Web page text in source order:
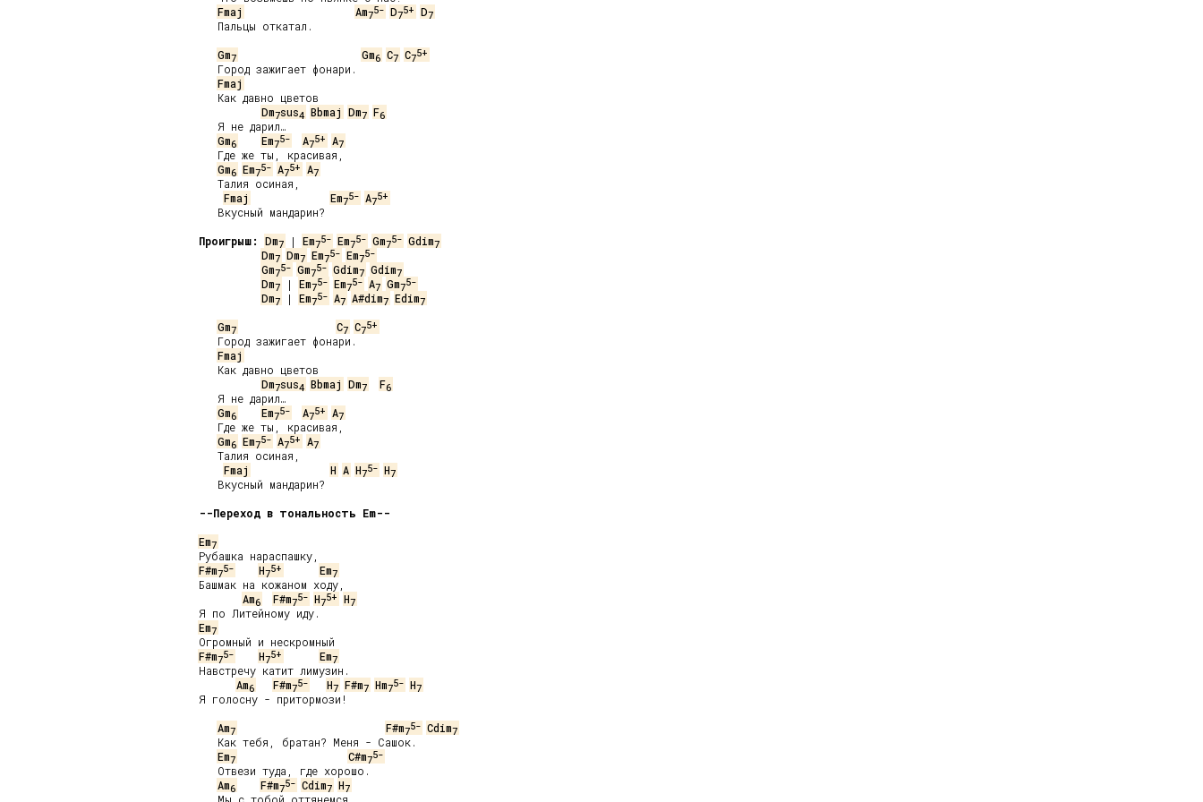
Fmaj
Am75- D75+ D7
   Пальцы откатал.
Gm7 Gm6 C7 C75+
   Город зажигает фонари.
Fmaj
   Как давно цветов
Dm7sus4 Bbmaj Dm7 F6
   Я не дарил…
Gm6 Em75- A75+ A7
   Где же ты, красивая,
Gm6 Em75- A75+ A7
   Талия осиная,
Fmaj
Em75- A75+
   Вкусный мандарин?
Проигрыш:
Dm7 | Em75- Em75- Gm75- Gdim7
Dm7 Dm7 Em75- Em75-
Gm75- Gm75- Gdim7 Gdim7
Dm7 | Em75- Em75- A7 Gm75-
Dm7 | Em75- A7 A#dim7 Edim7
Gm7 C7 C75+
   Город зажигает фонари.
Fmaj
   Как давно цветов
Dm7sus4 Bbmaj Dm7 F6
   Я не дарил…
Gm6 Em75- A75+ A7
   Где же ты, красивая,
Gm6 Em75- A75+ A7
   Талия осиная,
Fmaj
H A H75- H7
   Вкусный мандарин?
--Переход в тональность Em--
Em7
F#m75- H75+ Em7
Башмак на кожаном ходу,
Am6 F#m75- H75+ H7
Em7
F#m75- H75+ Em7
Навстречу катит лимузин.
Am6 F#m75- H7 F#m7 Hm75- H7
Я голосну - притормози!
Am7 F#m75- Cdim7
   Как тебя, братан? Меня - Сашок.
Em7 C#m75-
   Отвези туда, где хорошо.
Am6 F#m75- Cdim7 H7